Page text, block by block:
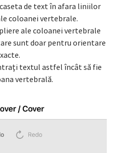
de text în afara liniilor
coloanei vertebrale.
ale coloanei vertebrale
sunt doar pentru orientare
textul astfel încât să fie
vertebrală.